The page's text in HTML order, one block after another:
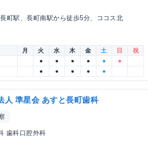
町駅、長町南駅から徒歩5分、ココス北
月 火 水 木 金 土 日
祝
● ● ● ● ●
●
● ● ● ● ●
人 準星会 あすと長町歯科
歯科口腔外科